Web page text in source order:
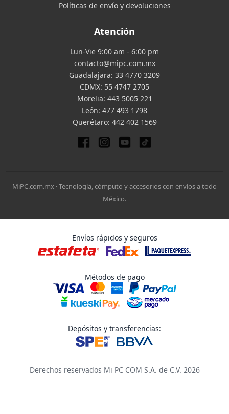
Políticas de envío y devoluciones
Atención
Lun-Vie 9:00 am - 6:00 pm
contacto@mipc.com.mx
Guadalajara: 33 4770 3209
CDMX: 55 4747 2705
Morelia: 443 5005 221
León: 477 493 1798
Querétaro: 442 402 1569
MiPC.com.mx · Tecnología, cómputo y accesorios con envíos a todo
México.
Envíos rápidos y seguros
Métodos de pago
Depósitos y transferencias:
Derechos reservados Mi PC COM S.A. de C.V. 2026